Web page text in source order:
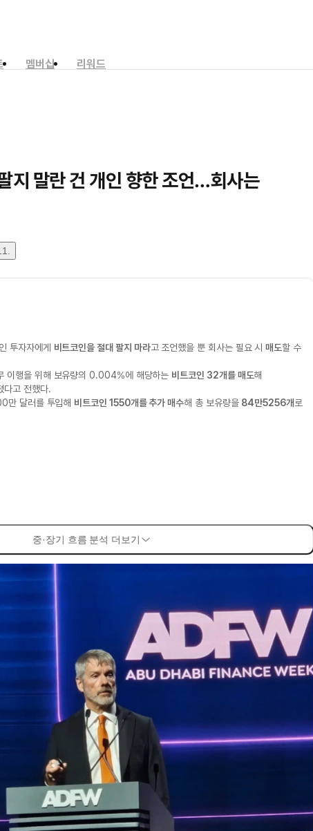
멤버십
리워드
지 말란 건 개인 향한 조언…회사는
투자자에게 비트코인을 절대 팔지 마라고 조언했을 뿐 회사는 필요 시매도할 수
이행을 위해 보유량의 0.004%에 해당하는 비트코인 32개를 매도해
다고 전했다.
만 달러를 투입해 비트코인 1550개를 추가 매수해 총 보유량을 84만5256개 로
중·장기 흐름 분석 더보기